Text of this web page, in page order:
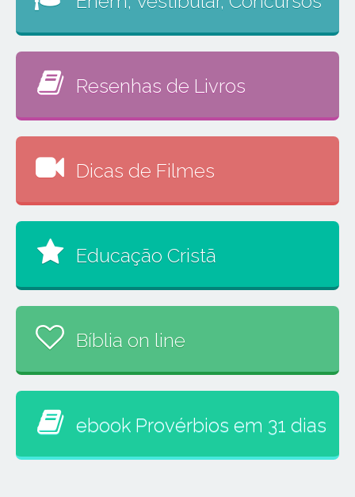
Resenhas de Livros
Dicas de Filmes
Educação Cristã
Bíblia on line
ebook Provérbios em 31 dias